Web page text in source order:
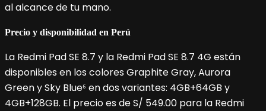
al alcance de tu mano.
Precio y disponibilidad en Perú
La Redmi Pad SE 8.7 y la Redmi Pad SE 8.7 4G están
disponibles en los colores Graphite Gray, Aurora
Green y Sky Blue⁶ en dos variantes: 4GB+64GB y
4GB+128GB. El precio es de S/ 549.00 para la Redmi